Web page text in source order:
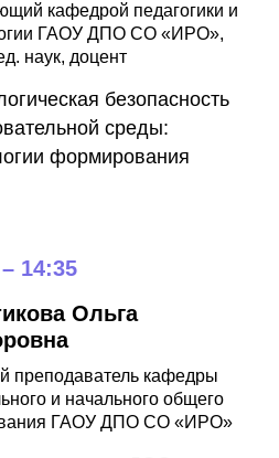
кафедрой педагогики и
ГАОУ ДПО СО «ИРО»,
наук, доцент
безопасность
среды:
формирования
14:35
Ольга
преподаватель кафедры
и начального общего
ГАОУ ДПО СО «ИРО»